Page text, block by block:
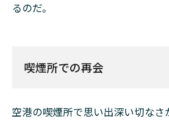
るのだ。
喫煙所での再会
空港の喫煙所で思い出深い切なさ